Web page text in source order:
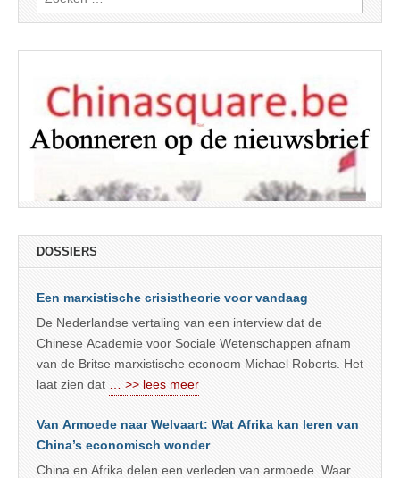
naar:
DOSSIERS
Een marxistische crisistheorie voor vandaag
De Nederlandse vertaling van een interview dat de
Chinese Academie voor Sociale Wetenschappen afnam
van de Britse marxistische econoom Michael Roberts. Het
laat zien dat
… >> lees meer
Van Armoede naar Welvaart: Wat Afrika kan leren van
China’s economisch wonder
China en Afrika delen een verleden van armoede. Waar